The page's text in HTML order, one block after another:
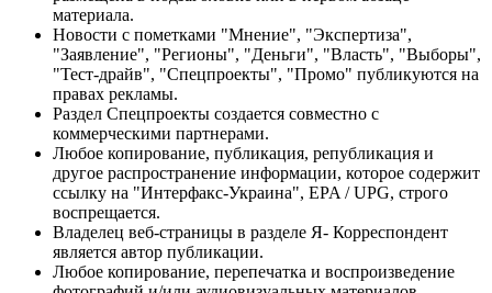
материала.
Новости с пометками "Мнение", "Экспертиза",
"Заявление", "Регионы", "Деньги", "Власть", "Выборы",
"Тест-драйв", "Спецпроекты", "Промо" публикуются на
правах рекламы.
Раздел Спецпроекты создается совместно с
коммерческими партнерами.
Любое копирование, публикация, републикация и
другое распространение информации, которое содержит
ссылку на "Интерфакс-Украина", EPA / UPG, строго
воспрещается.
Владелец веб-страницы в разделе Я- Корреспондент
является автор публикации.
Любое копирование, перепечатка и воспроизведение